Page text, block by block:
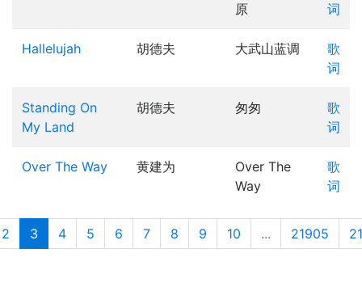
原
词
Hallelujah 胡德夫 大武山蓝调
歌
词
Standing On
My Land
胡德夫 匆匆
歌
词
Over The Way 黄建为
Over The
Way
歌
词
2 3 4 5 6 7 8 9 10 ... 21905